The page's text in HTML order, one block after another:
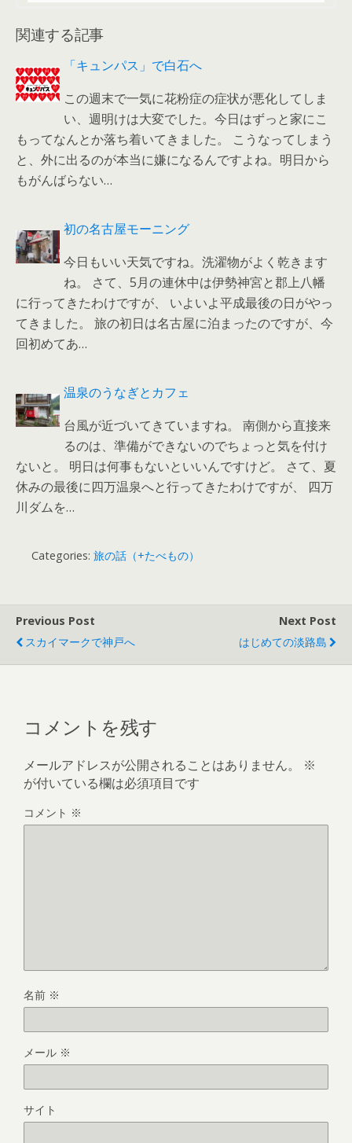
関連する記事
「キュンパス」で白石へ
この週末で一気に花粉症の症状が悪化してしま
い、週明けは大変でした。今日はずっと家にこ
もってなんとか落ち着いてきました。 こうなってしまう
と、外に出るのが本当に嫌になるんですよね。明日から
もがんばらない…
初の名古屋モーニング
今日もいい天気ですね。洗濯物がよく乾きます
ね。 さて、5月の連休中は伊勢神宮と郡上八幡
に行ってきたわけですが、 いよいよ平成最後の日がやっ
てきました。 旅の初日は名古屋に泊まったのですが、今
回初めてあ…
温泉のうなぎとカフェ
台風が近づいてきていますね。 南側から直接来
るのは、準備ができないのでちょっと気を付け
ないと。 明日は何事もないといいんですけど。 さて、夏
休みの最後に四万温泉へと行ってきたわけですが、 四万
川ダムを…
Categories: 旅の話（+たべもの）
Previous Post
スカイマークで神戸へ
Next Post
はじめての淡路島
コメントを残す
メールアドレスが公開されることはありません。
※
が付いている欄は必須項目です
コメント ※
名前 ※
メール ※
サイト